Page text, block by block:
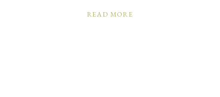
READ MORE